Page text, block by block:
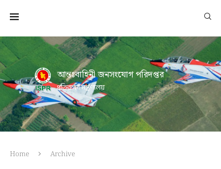
আন্তঃবাহিনী জনসংযোগ পরিদপ্তর
প্রতিরক্ষা মন্ত্রণালয়
Home Archive